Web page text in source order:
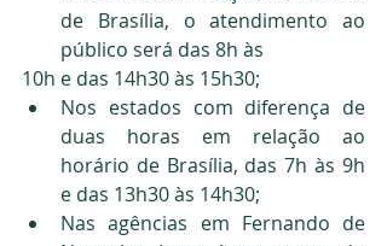
de Brasília, o atendimento ao
público será das 8h às
10h e das 14h30 às 15h30;
Nos estados com diferença de
duas horas em relação ao
horário de Brasília, das 7h às 9h
e das 13h30 às 14h30;
Nas agências em Fernando de